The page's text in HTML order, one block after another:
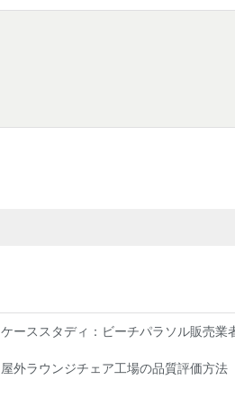
ケーススタディ：ビーチパラソル販売業
屋外ラウンジチェア工場の品質評価方法